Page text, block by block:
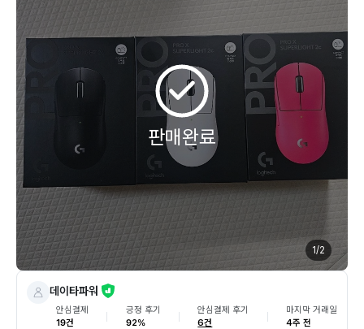
판매완료
1/2
데이타파워
안심결제
19건
긍정 후기
92%
안심결제 후기
6건
마지막 거래일
4주 전